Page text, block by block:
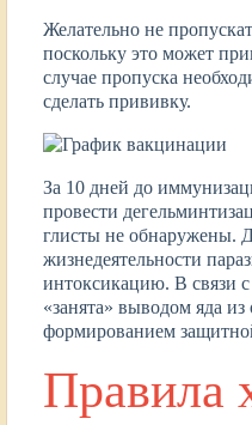
Желательно не
поскольку это может
случае пропуска
сделать прививку.
За 10 дней до
провести
глисты не обнаружены.
жизнедеятельности
интоксикацию. В связи
«занята» выводом яда из
формированием
Правила